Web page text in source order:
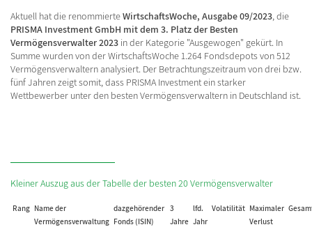
Aktuell hat die renommierteWirtschaftsWoche, Ausgabe 09/2023, die
PRISMA Investment GmbH mit dem 3. Platz der Besten
Vermögensverwalter 2023 in der Kategorie "Ausgewogen" gekürt. In
Summe wurden von der WirtschaftsWoche 1.264 Fondsdepots von 512
Vermögensverwaltern analysiert. Der Betrachtungszeitraum von drei bzw.
fünf Jahren zeigt somit, dass PRISMA Investment ein starker
Wettbewerber unter den besten Vermögensverwaltern in Deutschland ist.
Kleiner Auszug aus der Tabelle der besten 20 Vermögensverwalter
Rang Name der
Vermögensverwaltung
dazgehörender
Fonds (ISIN)
3
Jahre
lfd.
Jahr
Volatilität Maximaler
Verlust